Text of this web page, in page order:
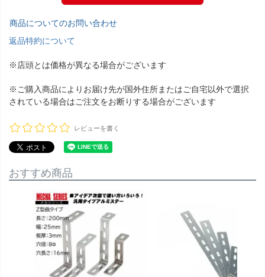
商品についてのお問い合わせ
返品特約について
※店頭とは価格が異なる場合がございます
※ご購入商品によりお届け先が国外住所またはご自宅以外で選択
されている場合はご注文をお断りする場合がございます
レビューを書く
おすすめ商品